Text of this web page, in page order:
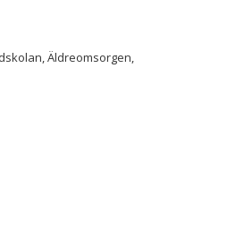
Äldreomsorgen,